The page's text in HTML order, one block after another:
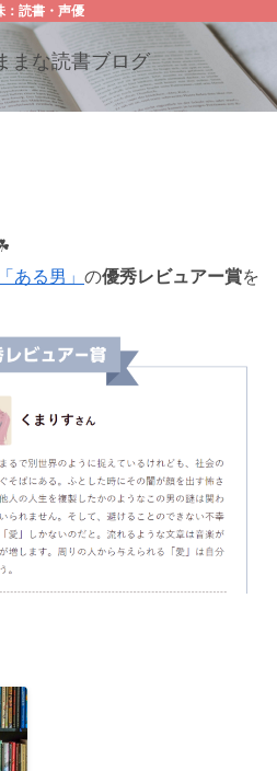
：読書・声優
まな読書ブログ
ある男」 の優秀レビュアー賞を